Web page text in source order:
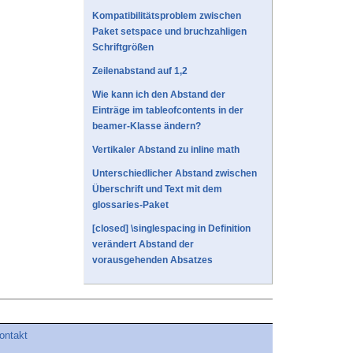
Kompatibilitätsproblem zwischen
Paket setspace und bruchzahligen
Schriftgrößen
Zeilenabstand auf 1,2
Wie kann ich den Abstand der
Einträge im tableofcontents in der
beamer-Klasse ändern?
Vertikaler Abstand zu inline math
Unterschiedlicher Abstand zwischen
Überschrift und Text mit dem
glossaries-Paket
[closed] \singlespacing in Definition
verändert Abstand der
vorausgehenden Absatzes